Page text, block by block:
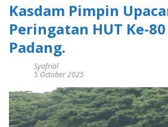
Kasdam Pimpin
Peringatan HUT Ke-
Padang.
Syafrial
5 October 2025